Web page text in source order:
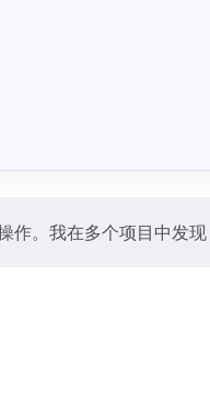
。我在多个项目中发